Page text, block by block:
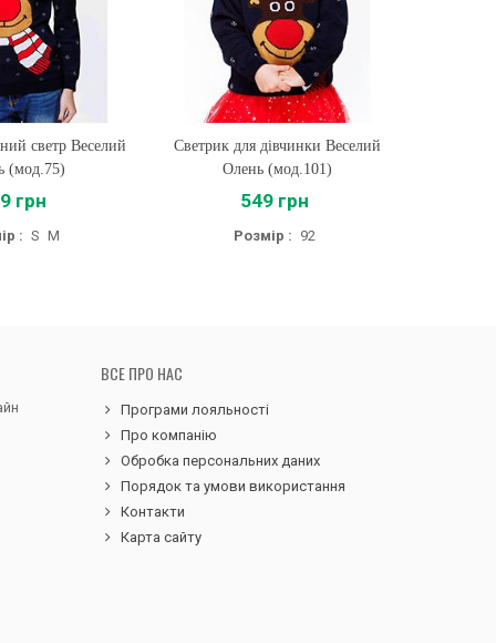
светр Веселий
(мод.75)
грн
: S M
Купити
Светрик для дівчинки Веселий
Олень (мод.101)
549 грн
Розмір : 92
ВСЕ ПРО НАС
Програми лояльності
Про компанію
Обробка персональних даних
Порядок та умови використання
Контакти
Карта сайту